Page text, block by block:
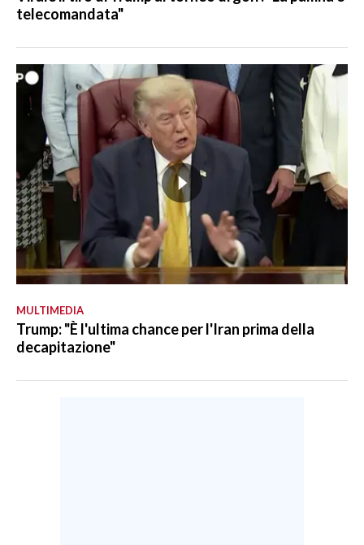
telecomandata"
MULTIMEDIA
Trump: "È l'ultima chance per l'Iran prima della
decapitazione"